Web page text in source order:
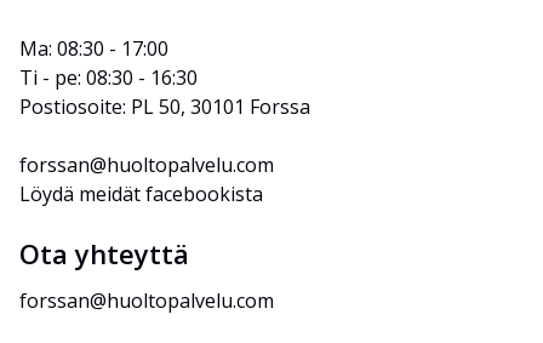
Ma: 08:30 - 17:00
Ti - pe: 08:30 - 16:30
Postiosoite: PL 50, 30101 Forssa
forssan@huoltopalvelu.com
Löydä meidät facebookista
Ota yhteyttä
forssan@huoltopalvelu.com